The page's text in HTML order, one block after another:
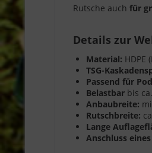
Rutsche auch für
Details zur
Material: HDPE
TSG-
Passend für
Belastbar bis
Anbaubreite:
Rutschbreite:
Lange
Anschluss